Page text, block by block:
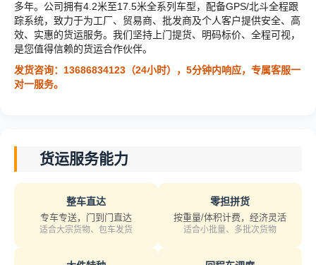
多年。公司拥有4.2米至17.5米全系列车型，配备GPS/北斗全程跟
踪系统，致力于为工厂、贸易商、批发商及个人客户提供安全、高
效、实惠的货运服务。我们坚持上门提货、明码标价、全程可视，
是您值得信赖的货运合作伙伴。
发货咨询：13686834123（24小时），5分钟内响应，专属客服一
对一服务。
货运服务能力
整车直达
专车专送，门到门直达
适合大宗货物、包车发货
零担拼货
按重量/体积计费，经济灵活
适合小批量、多批次货物